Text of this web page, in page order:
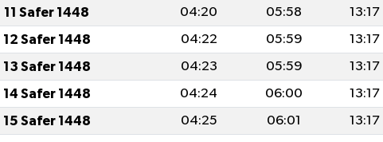
11 Safer 1448 04:20 05:58 13:17
12 Safer 1448 04:22 05:59 13:17
13 Safer 1448 04:23 05:59 13:17
14 Safer 1448 04:24 06:00 13:17
15 Safer 1448 04:25 06:01 13:17